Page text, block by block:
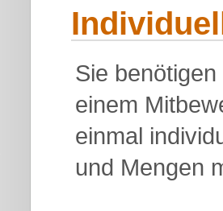
Sie
einem
einmal
und Mengen